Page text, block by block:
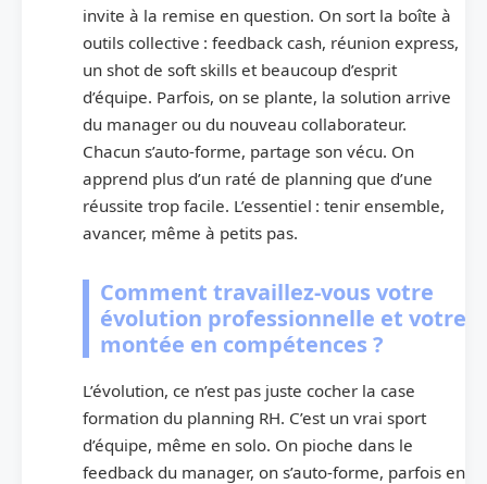
invite à la remise en question. On sort la boîte à
outils collective : feedback cash, réunion express,
un shot de soft skills et beaucoup d’esprit
d’équipe. Parfois, on se plante, la solution arrive
du manager ou du nouveau collaborateur.
Chacun s’auto-forme, partage son vécu. On
apprend plus d’un raté de planning que d’une
réussite trop facile. L’essentiel : tenir ensemble,
avancer, même à petits pas.
Comment travaillez-vous votre
évolution professionnelle et votre
montée en compétences ?
L’évolution, ce n’est pas juste cocher la case
formation du planning RH. C’est un vrai sport
d’équipe, même en solo. On pioche dans le
feedback du manager, on s’auto-forme, parfois en